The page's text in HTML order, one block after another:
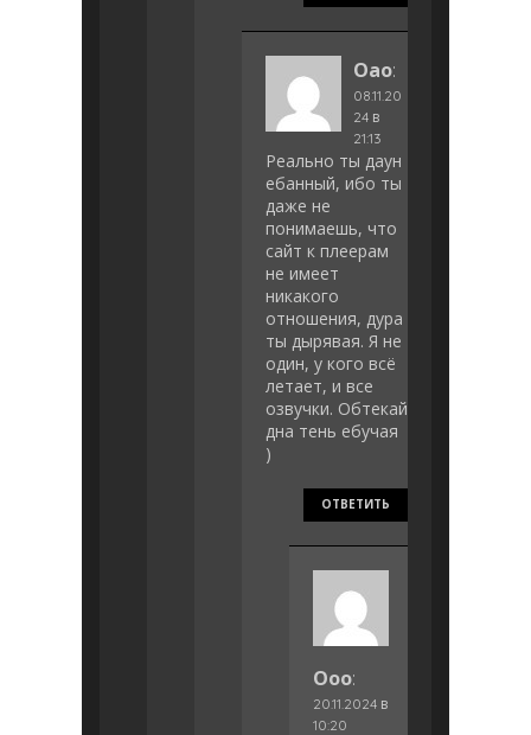
Оао:
08.11.20
24 в
21:13
Реально ты дayн
eбанный, ибо ты
даже не
понимаешь, что
сайт к плеерам
не имеет
никакого
отношения, дура
ты дырявая. Я не
один, у кого всё
летает, и все
озвучки. Обтекай
дна тень eбyчая
)
ОТВЕТИТЬ
Ооо:
20.11.2024 в
10:20